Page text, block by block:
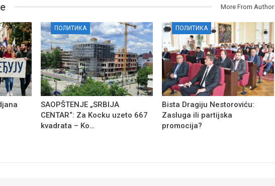
More From Author
ПОЛИТИКА
SAOPŠTENJE „SRBIJA
CENTAR“: Za Kocku uzeto 667
kvadrata – Ko…
ПОЛИТИКА
Bista Dragiju Nestoroviću:
Zasluga ili partijska
promocija?